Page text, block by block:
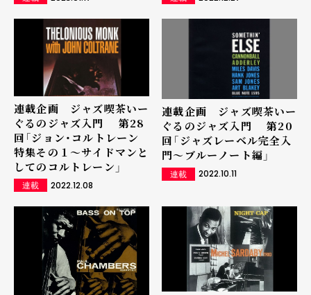
連載企画 ジャズ喫茶いー
ぐるのジャズ入門 第28
回「ジョン・コルトレーン
特集その１～サイドマンと
してのコルトレーン」
連載 2022.12.08
連載企画 ジャズ喫茶いー
ぐるのジャズ入門 第20
回「ジャズレーベル完全入
門～ブルーノート編」
連載 2022.10.11